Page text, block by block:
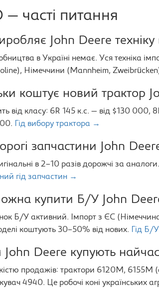
— часті питання
John Deere техніку
в Україні немає. Уся техніка
Німеччини (Mannheim,
коштує новий трактор
від класу: 6R 145 к.с. — від $130 000,
Гід вибору трактора →
запчастини John
в 2–10 разів дорожчі за
гід запчастин →
купити Б/У John
Б/У активний. Імпорт з ЄС
коштують 30–50% від нових.
Гід Б/
Deere купують
продажів: трактори 6120M,
4940. Це робочі коні українських